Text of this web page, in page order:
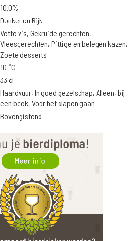
10.0%
Donker en Rijk
Vette vis, Gekruide gerechten,
Vleesgerechten, Pittige en belegen kazen,
Zoete desserts
10 °C
33 cl
Haardvuur, In goed gezelschap, Alleen, bij
een boek, Voor het slapen gaan
Bovengistend